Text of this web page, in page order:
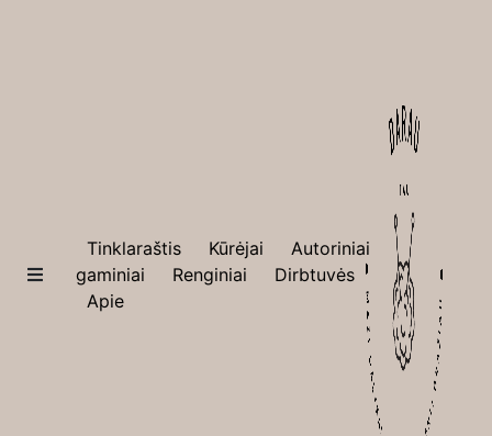
Kūrėjai
Tinklaraštis Kūrėjai
Autoriniai
gaminiai
Renginiai
Dirbtuvės
Apie